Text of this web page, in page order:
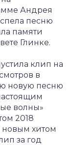
Андрея
песню
памяти
Глинке.
клип на
в
новую песню
волны»
2018
новым хитом
за год